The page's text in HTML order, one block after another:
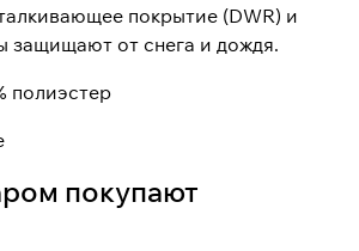
покрытие (DWR) и
защищают от снега и дождя.
полиэстер
покупают